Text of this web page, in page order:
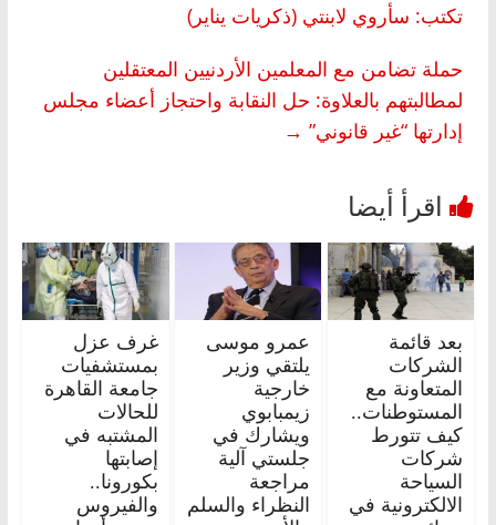
تكتب: سأروي لابنتي (ذكريات يناير)
حملة تضامن مع المعلمين الأردنيين المعتقلين
لمطالبتهم بالعلاوة: حل النقابة واحتجاز أعضاء مجلس
إدارتها “غير قانوني” →
بعد قائمة
الشركات
المتعاونة مع
المستوطنات..
كيف تتورط
شركات
السياحة
الالكترونية في
عمرو موسى
يلتقي وزير
خارجية
زيمبابوي
ويشارك في
جلستي آلية
مراجعة
النظراء والسلم
غرف عزل
بمستشفيات
جامعة القاهرة
للحالات
المشتبه في
إصابتها
بكورونا..
والفيروس